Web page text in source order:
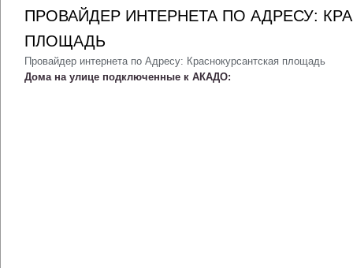
ПРОВАЙДЕР ИНТЕРНЕТА ПО АДРЕСУ:
ПЛОЩАДЬ
Провайдер интернета по Адресу: Краснокурсантская площадь
Дома на улице подключенные к АКАДО: